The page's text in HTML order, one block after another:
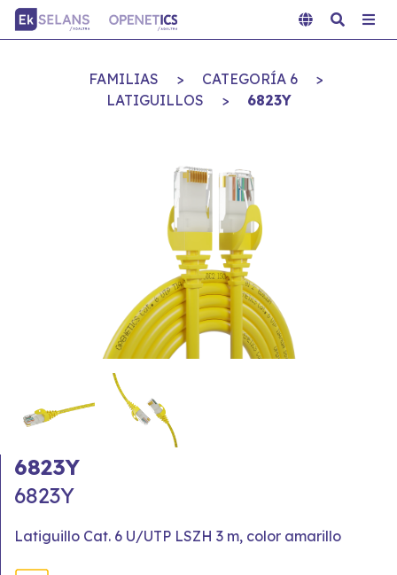
FAMILIAS > CATEGORÍA 6
>
LATIGUILLOS
> 6823Y
6823Y
6823Y
Latiguillo Cat. 6 U/UTP LSZH 3 m, color amarillo